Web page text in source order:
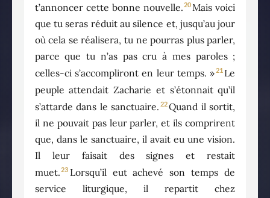
t’annoncer cette bonne nouvelle.20Mais voici
que tu seras réduit au silence et, jusqu’au jour
où cela se réalisera, tu ne pourras plus parler,
parce que tu n’as pas cru à mes paroles ;
celles-ci s’accompliront en leur temps. »21 Le
peuple attendait Zacharie et s’étonnait qu’il
s’attarde dans le sanctuaire. 22Quand il sortit,
il ne pouvait pas leur parler, et ils comprirent
que, dans le sanctuaire, il avait eu une vision.
Il leur faisait des signes et restait
muet.23 Lorsqu’il eut achevé son temps de
service liturgique, il repartit chez